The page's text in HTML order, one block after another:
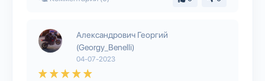
Александрович Георгий
(Georgy_Benelli)
04-07-2023